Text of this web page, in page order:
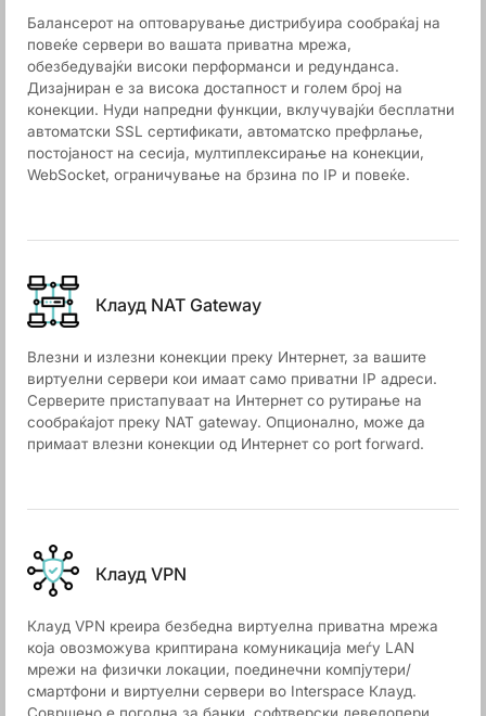
Балансерот на оптоварување дистрибуира сообраќај на
повеќе сервери во вашата приватна мрежа,
обезбедувајќи високи перформанси и редунданса.
Дизајниран е за висока достапност и голем број на
конекции. Нуди напредни функции, вклучувајќи бесплатни
автоматски SSL сертификати, автоматско префрлање,
постојаност на сесија, мултиплексирање на конекции,
WebSocket, ограничување на брзина по IP и повеќе.
Клауд NAT Gateway
Влезни и излезни конекции преку Интернет, за вашите
виртуелни сервери кои имаат само приватни IP адреси.
Серверите пристапуваат на Интернет со рутирање на
сообраќајот преку NAT gateway. Опционално, може да
примаат влезни конекции од Интернет со port forward.
Клауд VPN
Клауд VPN креира безбедна виртуелна приватна мрежа
која овозможува криптирана комуникација меѓу LAN
мрежи на физички локации, поединечни компјутери/
смартфони и виртуелни сервери во Interspace Клауд.